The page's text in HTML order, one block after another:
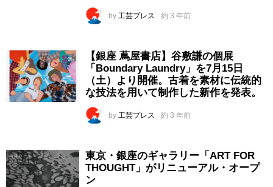
by 工芸プレス 約 3 年前
【銀座 蔦屋書店】谷敷謙の個展
「Boundary Laundry」を7月15日
（土）より開催。古着を素材に伝統的
な技法を用いて制作した新作を発表。
by 工芸プレス 約 3 年前
東京・銀座のギャラリー「ART FOR
THOUGHT」がリニューアル・オープ
ン